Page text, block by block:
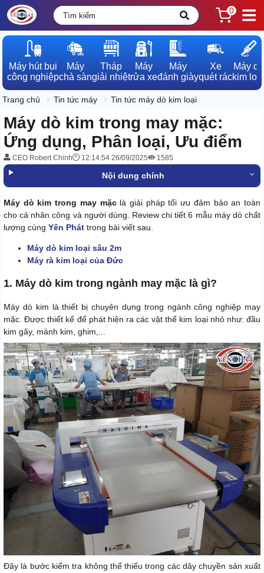
0
Máy hút bụi
công nghiệp
Máy
chà sàn
Tháp
giải nhiệt
Máy
rửa xe
Máy
đánh giày
Xe
quét rác
Máy dò
kim loại
Trang chủ Tin tức máy Tin tức máy dò kim loại
Máy dò kim trong may mặc:
Ứng dụng, Phân loại, Ưu điểm
CEO Robert Chinh 12:14:54 26/09/2025 1585
Nội dung chính
Máy dò kim trong may mặclà giải pháp tối ưu đảm bảo an toàn
cho cả nhân công và người dùng. Review chi tiết 6 mẫu máy dò chất
lượng cùng Yên Phát trong bài viết sau.
Máy dò kim loại sâu 2m
Máy rà kim loại của Đức
1. Máy dò kim trong ngành may mặc là gì?
Máy dò kim là thiết bị chuyên dụng trong ngành công nghiệp may
mặc. Được thiết kế để phát hiện ra các vật thể kim loại nhỏ như: đầu
kim gãy, mảnh kim, ghim,...
Đây là bước kiểm tra không thể thiếu trong các dây chuyền sản xuất